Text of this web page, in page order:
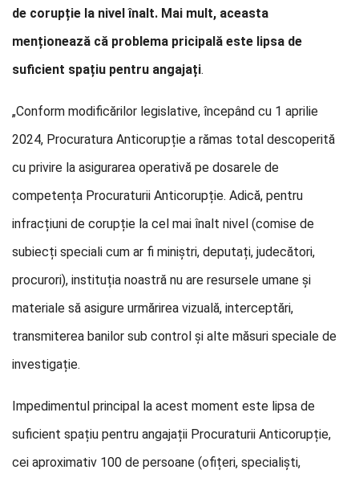
de corupție la nivel înalt. Mai mult, aceasta
menționează că problema pricipală este lipsa de
suficient spațiu pentru angajați.
„Conform modificărilor legislative, începând cu 1 aprilie
2024, Procuratura Anticorupție a rămas total descoperită
cu privire la asigurarea operativă pe dosarele de
competența Procuraturii Anticorupție. Adică, pentru
infracțiuni de corupție la cel mai înalt nivel (comise de
subiecți speciali cum ar fi miniștri, deputați, judecători,
procurori), instituția noastră nu are resursele umane și
materiale să asigure urmărirea vizuală, interceptări,
transmiterea banilor sub control și alte măsuri speciale de
investigație.
Impedimentul principal la acest moment este lipsa de
suficient spațiu pentru angajații Procuraturii Anticorupție,
cei aproximativ 100 de persoane (ofițeri, specialiști,